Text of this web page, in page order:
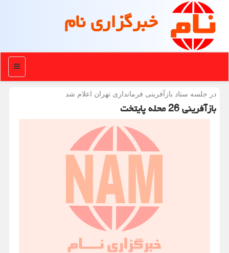
خبرگزاری نام
منو
در جلسه ستاد بازآفرینی فرمانداری تهران اعلام شد
بازآفرینی 26 محله پایتخت